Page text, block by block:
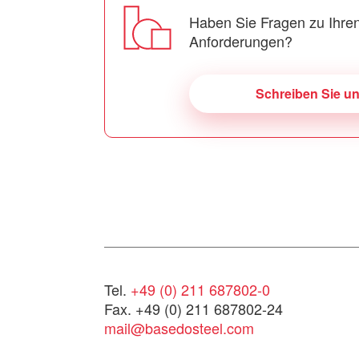
Haben Sie Fragen zu
Anforderungen?
Schreiben Sie
Tel. +49 (0) 211 687802-0
Fax. +49 (0) 211 687802-24
mail@basedosteel.com